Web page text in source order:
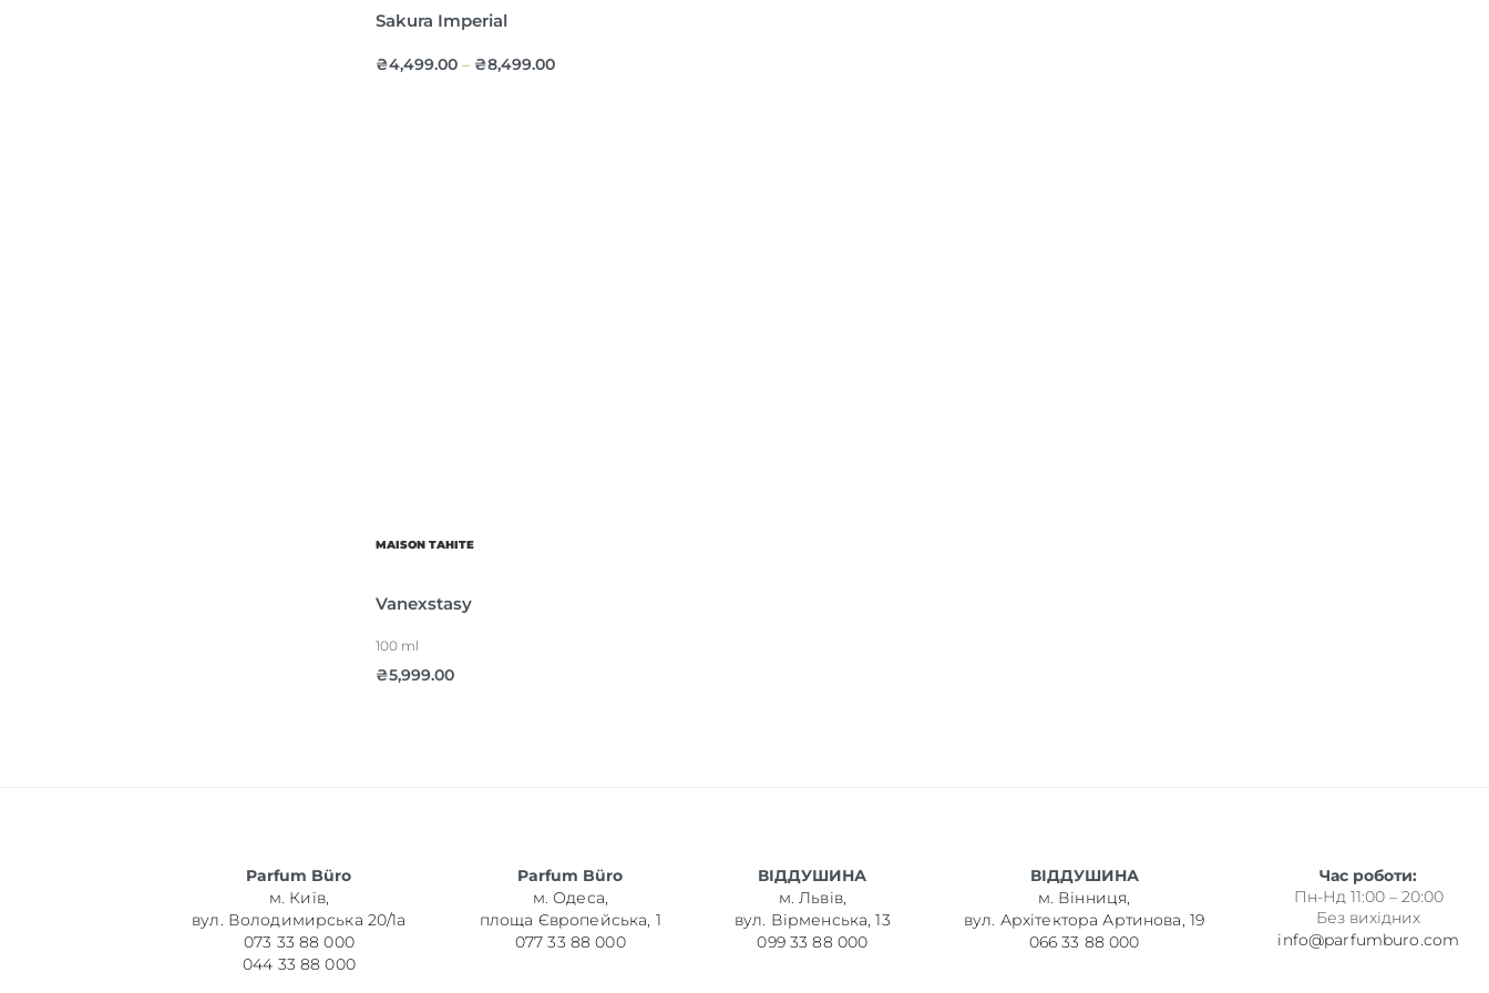
Sakura Imperial
₴4,499.00 – ₴8,499.00
MAISON TAHITE
Vanexstasy
100 ml
₴5,999.00
Parfum Büro
м. Київ,
вул. Володимирська 20/1а
073 33 88 000
044 33 88 000
Parfum Büro
м. Одеса,
площа Європейська, 1
077 33 88 000
ВІДДУШИНА
м. Львів,
вул. Вірменська, 13
099 33 88 000
ВІДДУШИНА
м. Вінниця,
вул. Архітектора Артинова, 19
066 33 88 000
Час роботи:
Пн-Нд 11:00 – 20:00
Без вихідних
info@parfumburo.com